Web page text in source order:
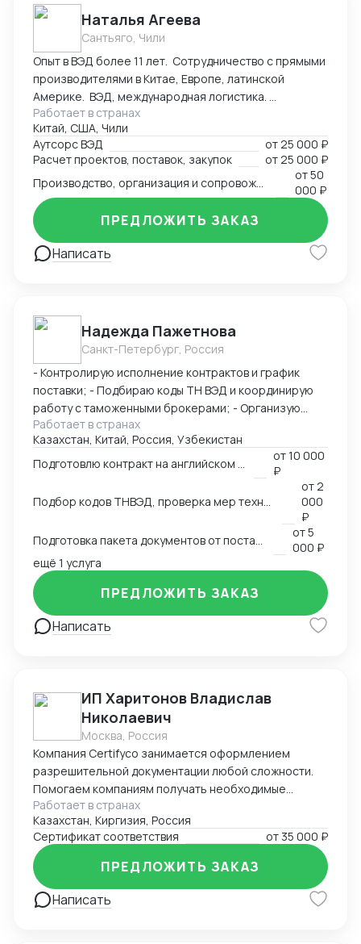
Бухгалтерское сопровождение (1С) - Ведение ВЭД
(договора, инвойсы, акты). - Помощь в проведении и
составлении документов при посреднических
сделках. - Получение справок, лицензий и
сертификатов - Бизнес консалтинг
Наталья Агеева
Сантьяго, Чили
Опыт в ВЭД более 11 лет. Сотрудничество с прямыми
производителями в Китае, Европе, латинской
Америке. ВЭД, международная логистика.
Консалтинг. Закупки: оборудование, текстиль,
товары народного потребления. Собственная база
производств, логистика и платежи.
Работает в странах
Китай, США, Чили
Аутсорс ВЭД
от25 000 ₽
Расчет проектов, поставок, закупок
от25 000 ₽
от50
000 ₽
Написать
ПРЕДЛОЖИТЬ ЗАКАЗ
Надежда Пажетнова
Санкт-Петербург, Россия
- Контролирую исполнение контрактов и график
поставки; - Подбираю коды ТН ВЭД и координирую
работу с таможенными брокерами; - Организую
сертификацию и взаимодействие с
аккредитованными органами; - Снижаю расходы за
счёт оптимизации логистики и правильного кода; -
Обеспечиваю юридическую чистоту сделок,
точность инвойсов, упаковочных листов, контрактов.
Работает в странах
Казахстан, Китай, Россия, Узбекистан
от10 000
₽
Подбор кодов ТНВЭД, проверка мер технического регулирования, запретов и ограничений
от2
000
₽
от5
000 ₽
ещё 1 услуга
Написать
ПРЕДЛОЖИТЬ ЗАКАЗ
ИП Харитонов Владислав
Николаевич
Москва, Россия
Компания Certifyco занимается оформлением
разрешительной документации любой сложности.
Помогаем компаниям получать необходимые
документы для импорта, экспорта, реализации
продукции. Решаем самые сложные задачи.
Работает в странах
Казахстан, Киргизия, Россия
Сертификат соответствия
от 35 000 ₽
Написать
ПРЕДЛОЖИТЬ ЗАКАЗ